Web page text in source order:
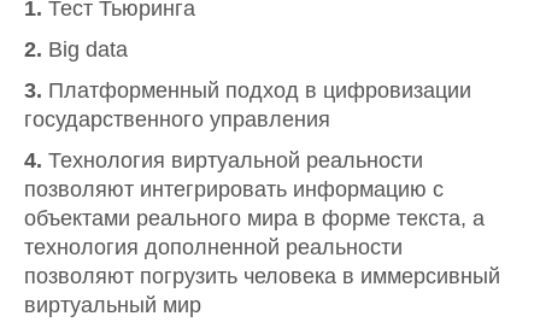
1. Тест Тьюринга
2. Big data
3. Платформенный подход в цифровизации
государственного управления
4. Технология виртуальной реальности
позволяют интегрировать информацию с
объектами реального мира в форме текста, а
технология дополненной реальности
позволяют погрузить человека в иммерсивный
виртуальный мир